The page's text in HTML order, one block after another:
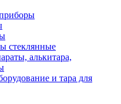
стеклянные
алькитара,
и тара для